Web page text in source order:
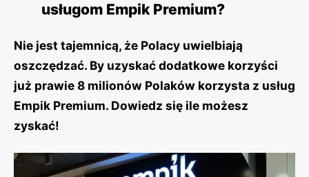
usługom Empik Premium?
Nie jest tajemnicą, że Polacy uwielbiają
oszczędzać. By uzyskać dodatkowe korzyści
już prawie 8 milionów Polaków korzysta z usług
Empik Premium. Dowiedz się ile możesz
zyskać!